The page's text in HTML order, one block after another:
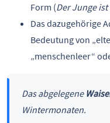
Form (Der Junge ist
Das dazugehörige
Bedeutung von
„menschenleer“
Das abgelegene
Wintermonaten.